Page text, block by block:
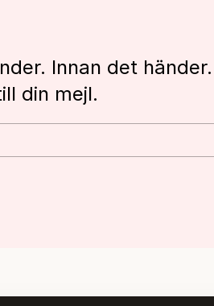
Innan det
din mejl.